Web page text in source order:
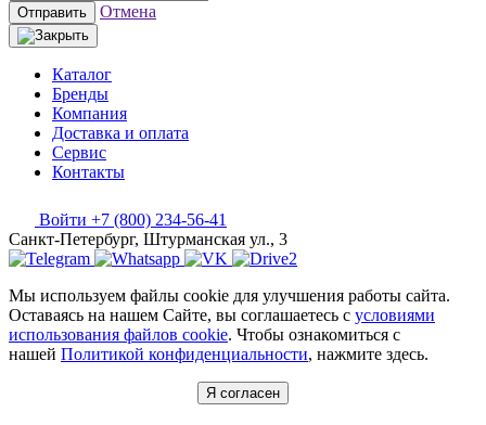
Отправить Отмена
Каталог
Бренды
Компания
Доставка и оплата
Сервис
Контакты
Войти +7 (800) 234-56-41
Санкт-Петербург, Штурманская ул., 3
Мы используем файлы cookie для улучшения работы сайта.
Оставаясь на нашем Сайте, вы соглашаетесь с условиями
использования файлов cookie. Чтобы ознакомиться с
нашей Политикой конфиденциальности, нажмите здесь.
Я согласен